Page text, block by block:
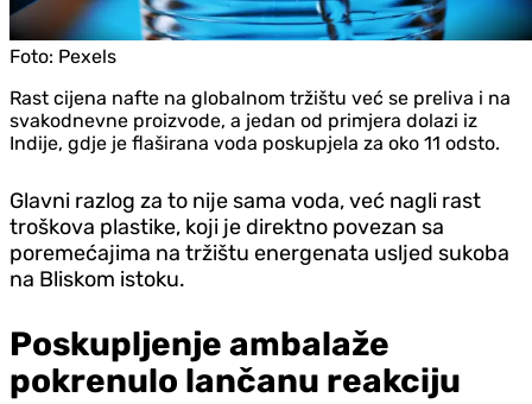
Foto: Pexels
Rast cijena nafte na globalnom tržištu već se preliva i na
svakodnevne proizvode, a jedan od primjera dolazi iz
Indije, gdje je flaširana voda poskupjela za oko 11 odsto.
Glavni razlog za to nije sama voda, već nagli rast
troškova plastike, koji je direktno povezan sa
poremećajima na tržištu energenata usljed sukoba
na Bliskom istoku.
Poskupljenje ambalaže
pokrenulo lančanu reakciju